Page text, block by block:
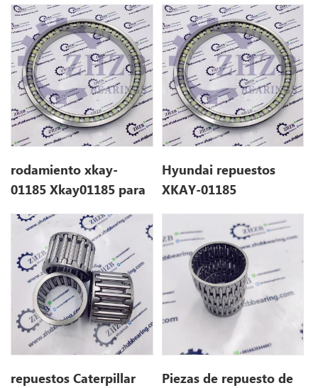
R1200-9
Xkay01185 para hx380l
rodamiento xkay-
01185 Xkay01185 para
Hyundai repuestos
XKAY-01185
HX380L
repuestos Caterpillar
Piezas de repuesto de